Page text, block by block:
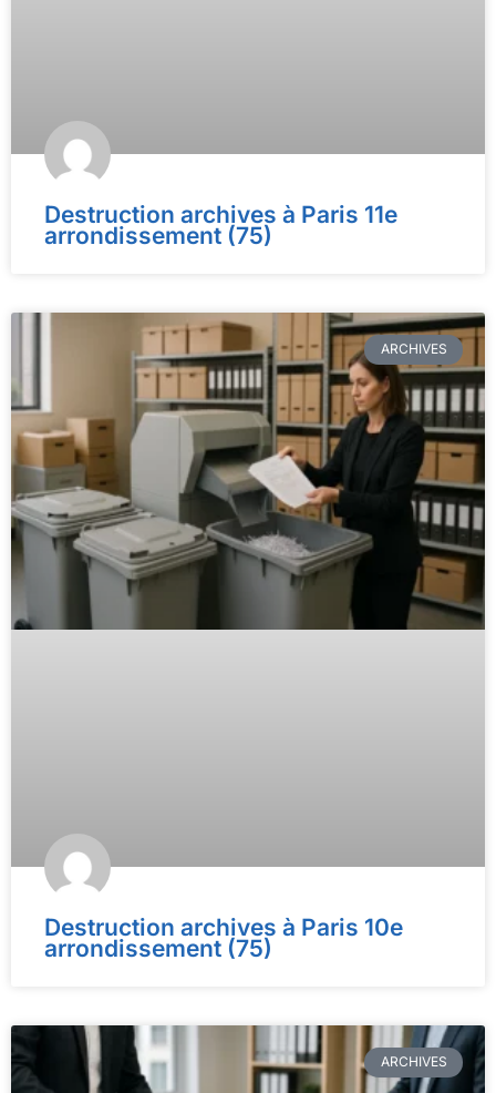
Destruction archives à Paris 11e
arrondissement (75)
ARCHIVES
Destruction archives à Paris 10e
arrondissement (75)
ARCHIVES